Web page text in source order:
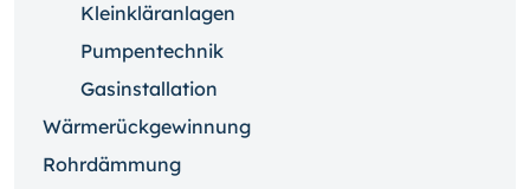
Kleinkläranlagen
Pumpentechnik
Gasinstallation
Wärmerückgewinnung
Rohrdämmung